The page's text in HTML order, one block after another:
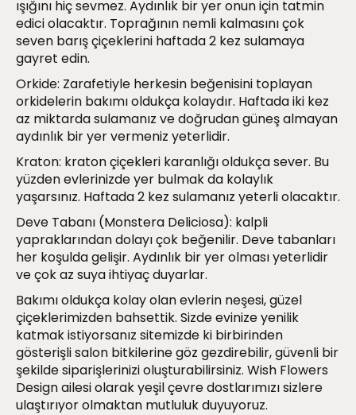
ışığını hiç sevmez. Aydınlık bir yer onun için tatmin
edici olacaktır. Toprağının nemli kalmasını çok
seven barış çiçeklerini haftada 2 kez sulamaya
gayret edin.
Orkide: Zarafetiyle herkesin beğenisini toplayan
orkidelerin bakımı oldukça kolaydır. Haftada iki kez
az miktarda sulamanız ve doğrudan güneş almayan
aydınlık bir yer vermeniz yeterlidir.
Kraton: kraton çiçekleri karanlığı oldukça sever. Bu
yüzden evlerinizde yer bulmak da kolaylık
yaşarsınız. Haftada 2 kez sulamanız yeterli olacaktır.
Deve Tabanı (Monstera Deliciosa): kalpli
yapraklarından dolayı çok beğenilir. Deve tabanları
her koşulda gelişir. Aydınlık bir yer olması yeterlidir
ve çok az suya ihtiyaç duyarlar.
Bakımı oldukça kolay olan evlerin neşesi, güzel
çiçeklerimizden bahsettik. Sizde evinize yenilik
katmak istiyorsanız sitemizde ki birbirinden
gösterişli salon bitkilerine göz gezdirebilir, güvenli bir
şekilde siparişlerinizi oluşturabilirsiniz. Wish Flowers
Design ailesi olarak yeşil çevre dostlarımızı sizlere
ulaştırıyor olmaktan mutluluk duyuyoruz.